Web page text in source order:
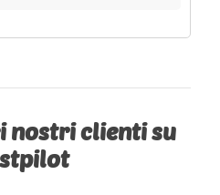
nostri clienti su